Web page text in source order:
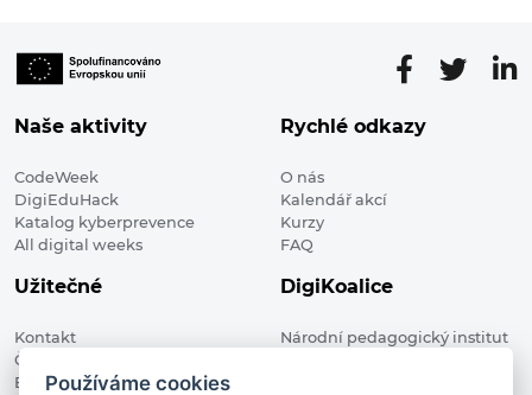
Naše aktivity
CodeWeek
DigiEduHack
Katalog kyberprevence
All digital weeks
Rychlé odkazy
O nás
Kalendář akcí
Kurzy
FAQ
Užitečné
Kontakt
Členské organizace
Blog
DigiKoalice
Národní pedagogický institut
Používáme cookies